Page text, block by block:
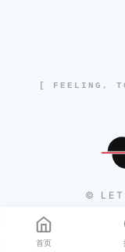
[ FEELING,
©
首页